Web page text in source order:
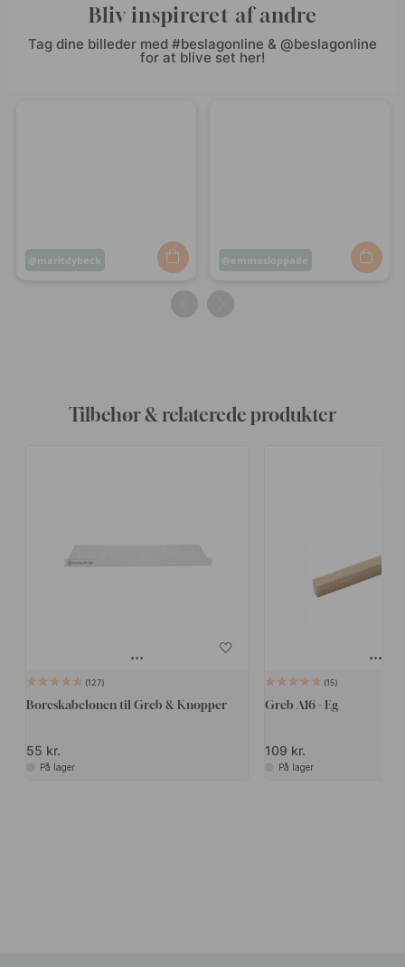
Bliv inspireret af andre
Tag dine billeder med #beslagonline & @beslagonline
for at blive set her!
Opslag
maritdybeck
Opslag
af
emmasloppade
Tilbehør & relaterede produkter
127
Boreskabelonen til Greb & Knopper
55 kr.
På lager
15
Greb A16 - Eg
109 kr.
På lager